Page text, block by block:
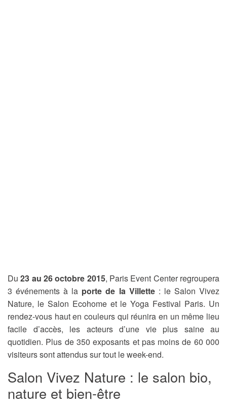
Du23 au 26 octobre 2015, Paris Event Center regroupera
3 événements à la porte de la Villette: le Salon Vivez
Nature, le Salon Ecohome et le Yoga Festival Paris. Un
rendez-vous haut en couleurs qui réunira en un même lieu
facile d’accès, les acteurs d’une vie plus saine au
quotidien. Plus de 350 exposants et pas moins de 60 000
visiteurs sont attendus sur tout le week-end.
Salon Vivez Nature : le salon bio,
nature et bien-être